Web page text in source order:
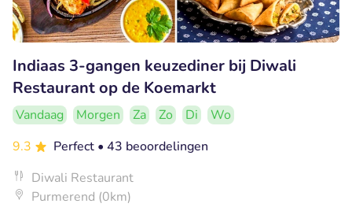
Indiaas 3-gangen keuzediner bij Diwali
Restaurant op de Koemarkt
Vandaag Morgen Za Zo Di
Wo
9.3
Perfect • 43 beoordelingen
Diwali Restaurant
Purmerend (0km)